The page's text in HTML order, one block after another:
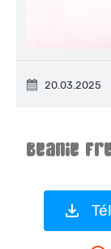
20.03.2025